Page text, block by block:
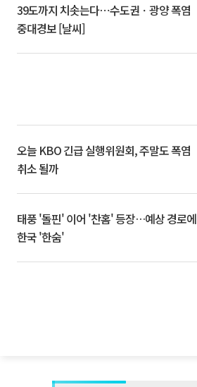
39도까지 치솟는다⋯수도권ㆍ광양 폭염
중대경보 [날씨]
오늘 KBO 긴급 실행위원회, 주말도 폭염
취소 될까
태풍 '돌핀' 이어 '찬홈' 등장…예상 경로에
한국 '한숨'